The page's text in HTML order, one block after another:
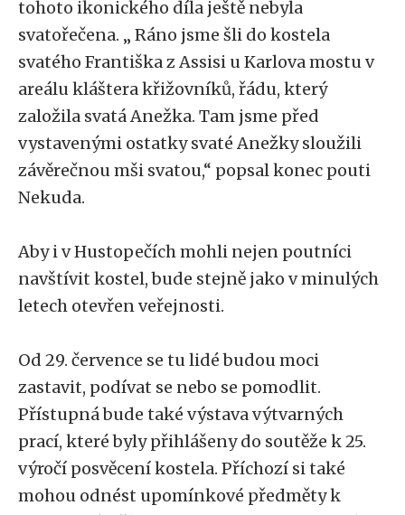
tohoto ikonického díla ještě nebyla
svatořečena. „ Ráno jsme šli do kostela
svatého Františka z Assisi u Karlova mostu v
areálu kláštera křižovníků, řádu, který
založila svatá Anežka. Tam jsme před
vystavenými ostatky svaté Anežky sloužili
závěrečnou mši svatou,“ popsal konec pouti
Nekuda.
Aby i v Hustopečích mohli nejen poutníci
navštívit kostel, bude stejně jako v minulých
letech otevřen veřejnosti.
Od 29. července se tu lidé budou moci
zastavit, podívat se nebo se pomodlit.
Přístupná bude také výstava výtvarných
prací, které byly přihlášeny do soutěže k 25.
výročí posvěcení kostela. Příchozí si také
mohou odnést upomínkové předměty k